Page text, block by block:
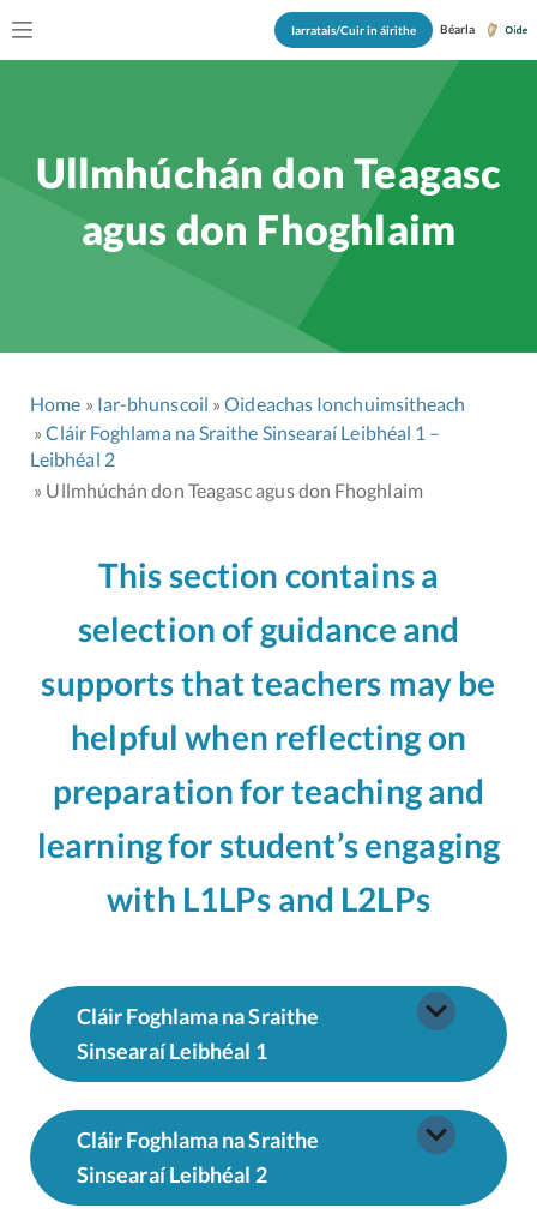
Iarratais/Cuir in áirithe Béarla
Ullmhúchán don Teagasc
agus don Fhoghlaim
Home Iar-bhunscoil
Oideachas Ionchuimsitheach
Cláir Foghlama na Sraithe Sinsearaí Leibhéal 1 –
Leibhéal 2
Ullmhúchán don Teagasc agus don Fhoghlaim
This section contains a
selection of guidance and
supports that teachers may be
helpful when reflecting on
preparation for teaching and
learning for student’s engaging
with L1LPs and L2LPs
Cláir Foghlama na Sraithe
Sinsearaí Leibhéal 1
Cláir Foghlama na Sraithe
Sinsearaí Leibhéal 2